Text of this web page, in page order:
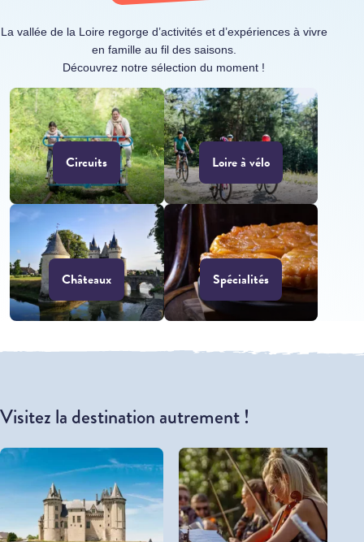
La vallée de la Loire regorge d’activités et d’expériences à vivre
en famille au fil des saisons.
Découvrez notre sélection du moment !
Circuits Loire à vélo
Châteaux Spécialités
Visitez la destination autrement !